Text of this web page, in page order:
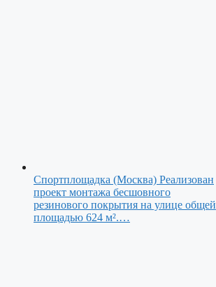
Спортплощадка (Москва) Реализован
проект монтажа бесшовного
резинового покрытия на улице общей
площадью 624 м².…